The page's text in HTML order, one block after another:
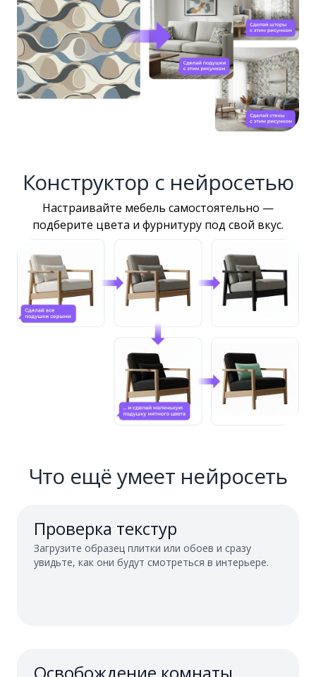
Конструктор с нейросетью
Настраивайте мебель самостоятельно —
подберите цвета и фурнитуру под свой вкус.
Что ещё умеет нейросеть
Проверка текстур
Загрузите образец плитки или обоев и сразу
увидьте, как они будут смотреться в интерьере.
Освобождение комнаты